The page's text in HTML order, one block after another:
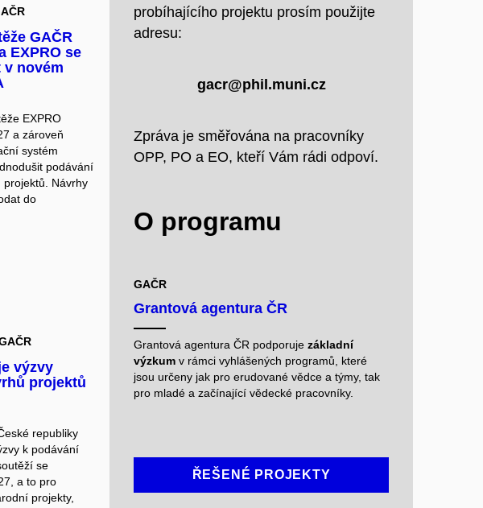
GAČR
EXPRO se
v novém
EXPRO
a zároveň
systém
podávání
Návrhy
do
výzvy
projektů
republiky
k podávání
se
a to pro
projekty,
probíhajícího projektu prosím použijte
adresu:
gacr@phil.muni.cz
Zpráva je směřována na pracovníky
OPP, PO a EO, kteří Vám rádi odpoví.
O programu
GAČR
Grantová agentura ČR
Grantová agentura ČR podporujezákladní
výzkum v rámci vyhlášených programů, které
jsou určeny jak pro erudované vědce a týmy, tak
pro mladé a začínající vědecké pracovníky.
ŘEŠENÉ PROJEKTY